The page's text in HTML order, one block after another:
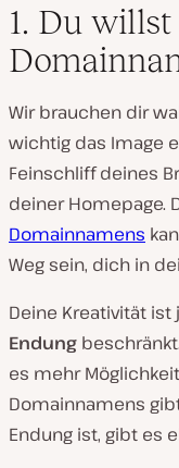
1. Du
Wir brauchen dir
wichtig das Image
Feinschliff deines
deiner Homepage.
Domainnamens
Weg sein, dich in
Deine Kreativität
Endung
es mehr
Domainnamens
Endung ist, gibt es